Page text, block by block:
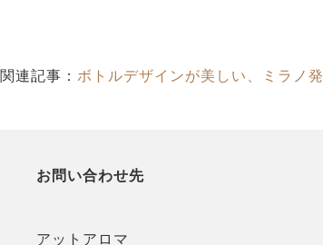
関連記事： ボトルデザインが美しい、ミラノ
お問い合わせ先
アットアロマ